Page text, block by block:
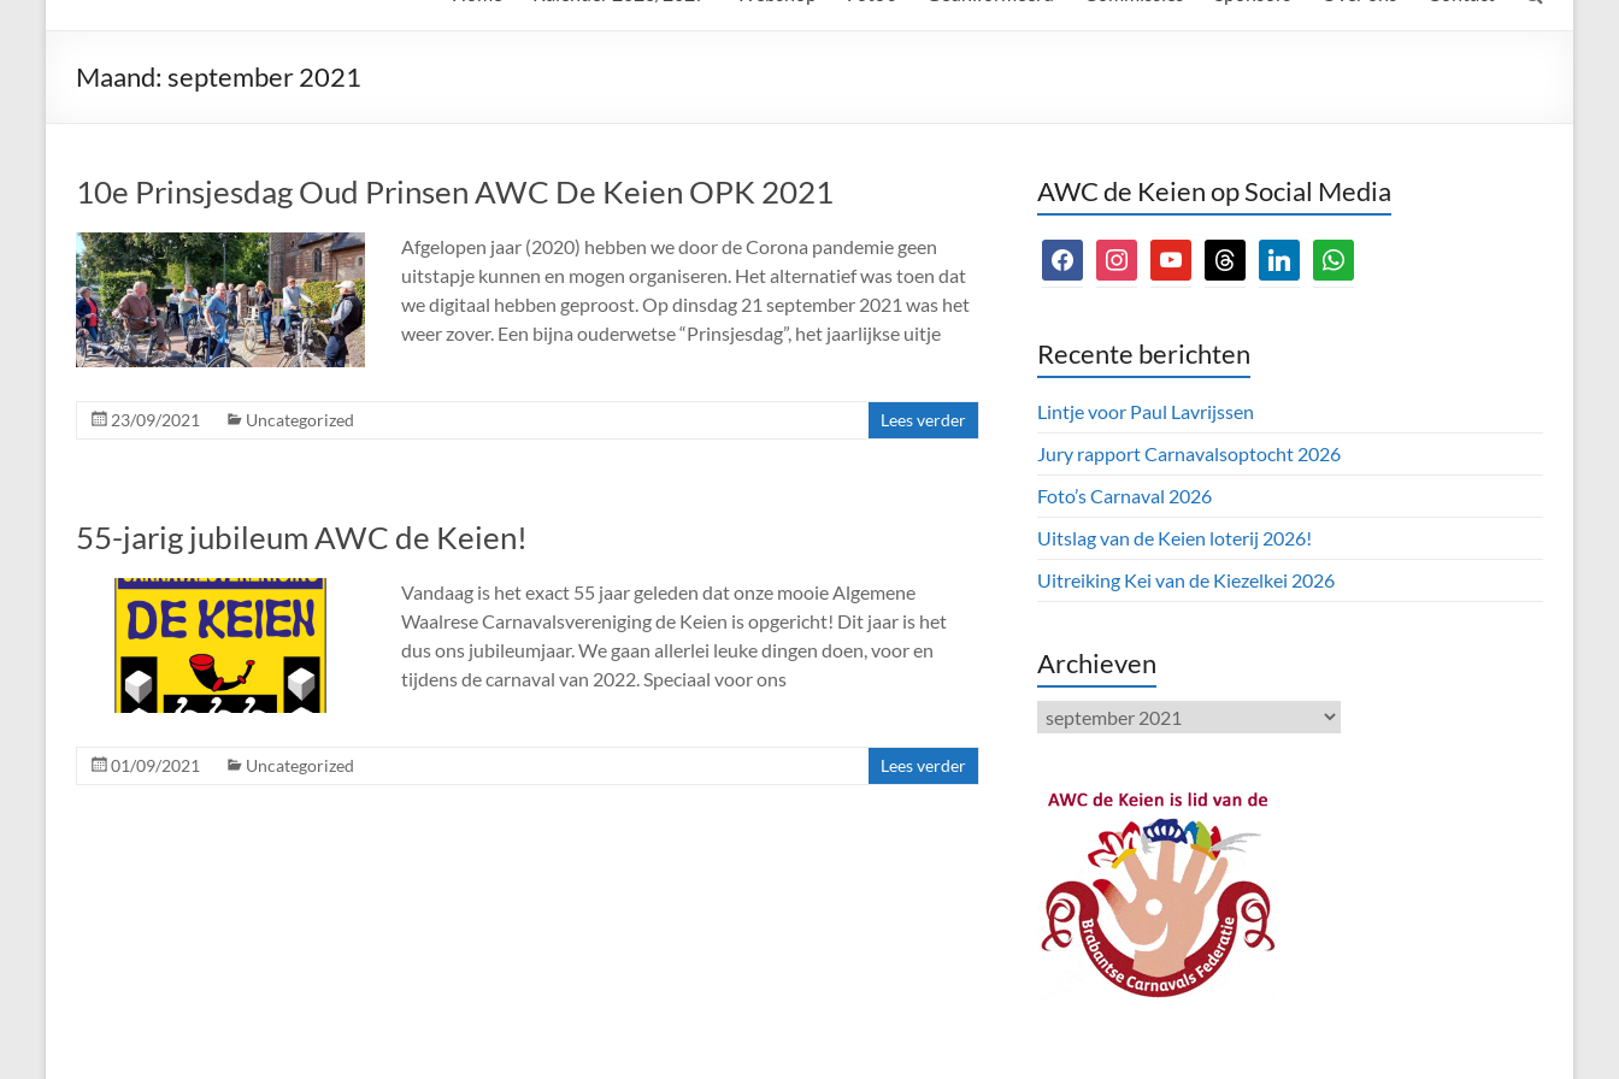
Keien
Carnavalsvereniging
De
Keien
Maand: september 2021
10e Prinsjesdag Oud Prinsen AWC De Keien OPK 2021
Afgelopen jaar (2020) hebben we door de Corona pandemie geen
uitstapje kunnen en mogen organiseren. Het alternatief was toen dat
we digitaal hebben geproost. Op dinsdag 21 september 2021 was het
weer zover. Een bijna ouderwetse “Prinsjesdag”, het jaarlijkse uitje
23/09/2021 Uncategorized Lees verder
55-jarig jubileum AWC de Keien!
Vandaag is het exact 55 jaar geleden dat onze mooie Algemene
Waalrese Carnavalsvereniging de Keien is opgericht! Dit jaar is het
dus ons jubileumjaar. We gaan allerlei leuke dingen doen, voor en
tijdens de carnaval van 2022. Speciaal voor ons
01/09/2021 Uncategorized Lees verder
AWC de Keien op Social Media
facebookinstagramyoutubethreads linkedinwhatsapp
Recente berichten
Lintje voor Paul Lavrijssen
Jury rapport Carnavalsoptocht 2026
Foto’s Carnaval 2026
Uitslag van de Keien loterij 2026!
Uitreiking Kei van de Kiezelkei 2026
Archieven
Archieven